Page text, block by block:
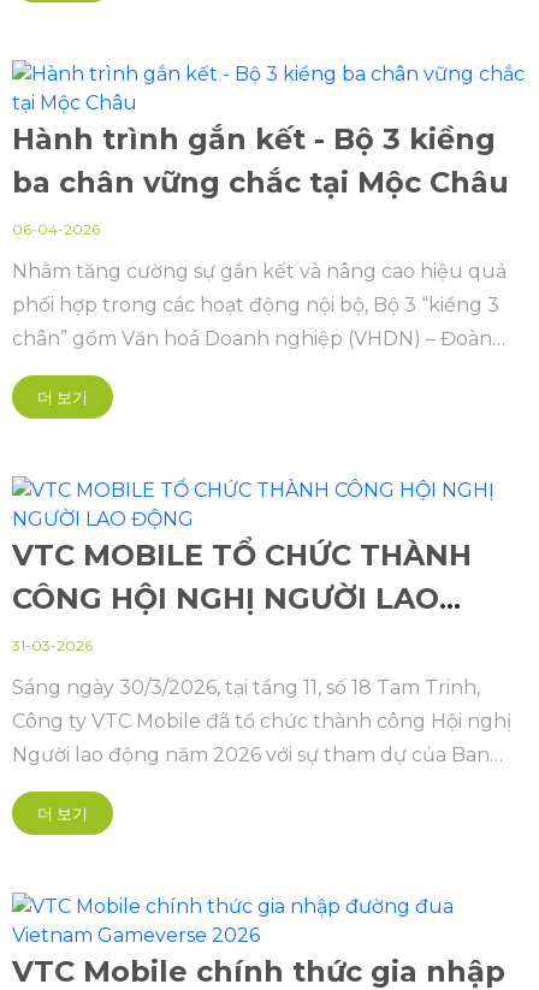
Hành trình gắn kết - Bộ 3 kiềng
ba chân vững chắc tại Mộc Châu
06-04-2026
Nhằm tăng cường sự gắn kết và nâng cao hiệu quả
phối hợp trong các hoạt động nội bộ, Bộ 3 “kiềng 3
chân” gồm Văn hoá Doanh nghiệp (VHDN) – Đoàn
Thanh niên – Công đoàn đã tổ chức chuyến tập
huấn kéo dài 2 ngày 1 đêm tại Mộc Châu.
더 보기
VTC MOBILE TỔ CHỨC THÀNH
CÔNG HỘI NGHỊ NGƯỜI LAO
ĐỘNG
31-03-2026
Sáng ngày 30/3/2026, tại tầng 11, số 18 Tam Trinh,
Công ty VTC Mobile đã tổ chức thành công Hội nghị
Người lao động năm 2026 với sự tham dự của Ban
Lãnh đạo và toàn thể cán bộ, nhân viên.
더 보기
VTC Mobile chính thức gia nhập